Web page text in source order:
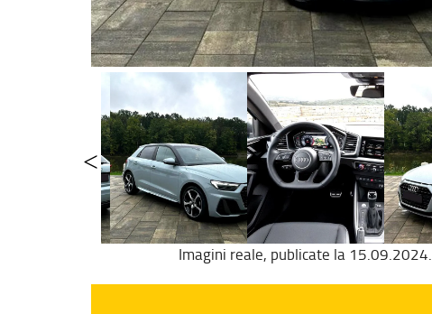
Imagini reale, publicate la 15.09.2024.